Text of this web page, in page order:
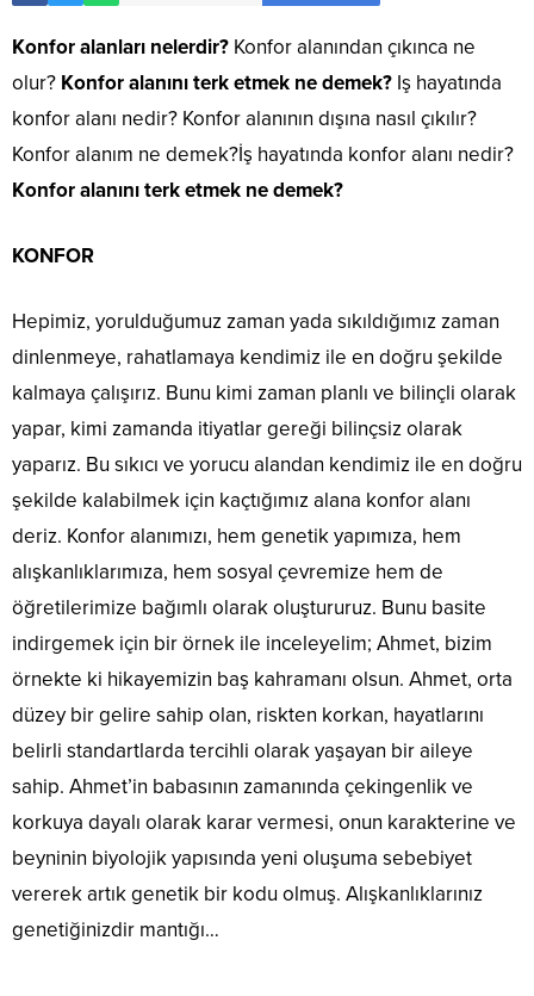
Konfor alanları nelerdir? Konfor alanından çıkınca ne
olur? Konfor alanını terk etmek ne demek? Iş hayatında
konfor alanı nedir? Konfor alanının dışına nasıl çıkılır?
Konfor alanım ne demek?İş hayatında konfor alanı nedir?
Konfor alanını terk etmek ne demek?
KONFOR
Hepimiz, yorulduğumuz zaman yada sıkıldığımız zaman
dinlenmeye, rahatlamaya kendimiz ile en doğru şekilde
kalmaya çalışırız. Bunu kimi zaman planlı ve bilinçli olarak
yapar, kimi zamanda itiyatlar gereği bilinçsiz olarak
yaparız. Bu sıkıcı ve yorucu alandan kendimiz ile en doğru
şekilde kalabilmek için kaçtığımız alana konfor alanı
deriz. Konfor alanımızı, hem genetik yapımıza, hem
alışkanlıklarımıza, hem sosyal çevremize hem de
öğretilerimize bağımlı olarak oluştururuz. Bunu basite
indirgemek için bir örnek ile inceleyelim; Ahmet, bizim
örnekte ki hikayemizin baş kahramanı olsun. Ahmet, orta
düzey bir gelire sahip olan, riskten korkan, hayatlarını
belirli standartlarda tercihli olarak yaşayan bir aileye
sahip. Ahmet’in babasının zamanında çekingenlik ve
korkuya dayalı olarak karar vermesi, onun karakterine ve
beyninin biyolojik yapısında yeni oluşuma sebebiyet
vererek artık genetik bir kodu olmuş. Alışkanlıklarınız
genetiğinizdir mantığı…